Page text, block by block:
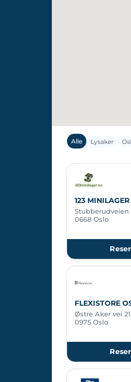
Alle Lysaker
123
Stubberudveien
0668 Oslo
FLEXISTORE
Østre Aker vei
0975 Oslo